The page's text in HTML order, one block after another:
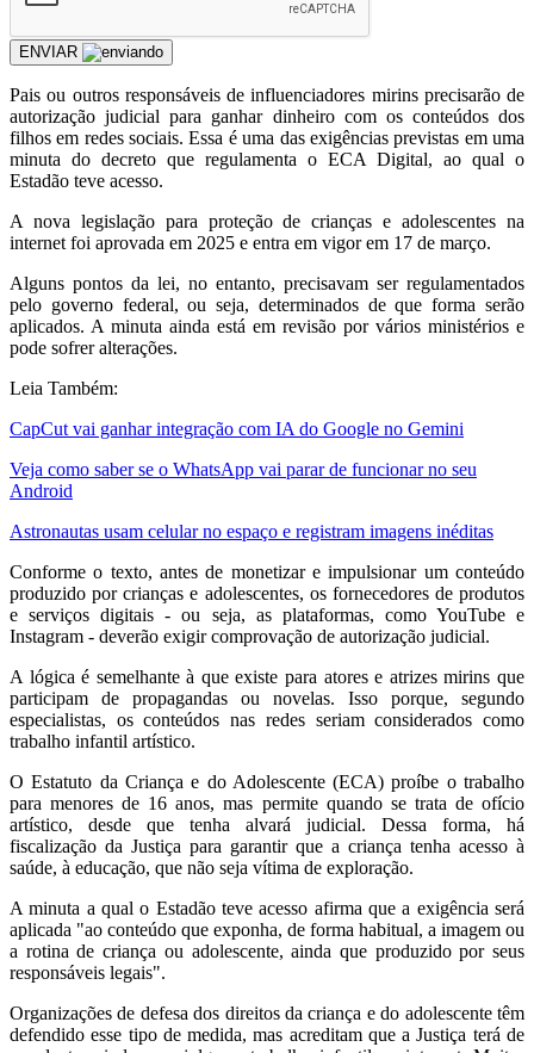
ENVIAR
Pais ou outros responsáveis de influenciadores mirins precisarão de
autorização judicial para ganhar dinheiro com os conteúdos dos
filhos em redes sociais. Essa é uma das exigências previstas em uma
minuta do decreto que regulamenta o ECA Digital, ao qual o
Estadão teve acesso.
A nova legislação para proteção de crianças e adolescentes na
internet foi aprovada em 2025 e entra em vigor em 17 de março.
Alguns pontos da lei, no entanto, precisavam ser regulamentados
pelo governo federal, ou seja, determinados de que forma serão
aplicados. A minuta ainda está em revisão por vários ministérios e
pode sofrer alterações.
Leia Também:
CapCut vai ganhar integração com IA do Google no Gemini
Veja como saber se o WhatsApp vai parar de funcionar no seu
Android
Astronautas usam celular no espaço e registram imagens inéditas
Conforme o texto, antes de monetizar e impulsionar um conteúdo
produzido por crianças e adolescentes, os fornecedores de produtos
e serviços digitais - ou seja, as plataformas, como YouTube e
Instagram - deverão exigir comprovação de autorização judicial.
A lógica é semelhante à que existe para atores e atrizes mirins que
participam de propagandas ou novelas. Isso porque, segundo
especialistas, os conteúdos nas redes seriam considerados como
trabalho infantil artístico.
O Estatuto da Criança e do Adolescente (ECA) proíbe o trabalho
para menores de 16 anos, mas permite quando se trata de ofício
artístico, desde que tenha alvará judicial. Dessa forma, há
fiscalização da Justiça para garantir que a criança tenha acesso à
saúde, à educação, que não seja vítima de exploração.
A minuta a qual o Estadão teve acesso afirma que a exigência será
aplicada "ao conteúdo que exponha, de forma habitual, a imagem ou
a rotina de criança ou adolescente, ainda que produzido por seus
responsáveis legais".
Organizações de defesa dos direitos da criança e do adolescente têm
defendido esse tipo de medida, mas acreditam que a Justiça terá de